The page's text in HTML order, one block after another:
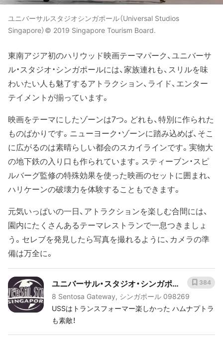
ユニバーサルスタジオシンガポール（Universal Studios
Singapore）© 2019 Singapore Tourism Board.
東南アジア初のハリウッド映画テーマパーク、ユニバーサ
ル・スタジオ・シンガポールには、家族連れも、スリルを味
わいたい人も魅了するアトラクション、ライド、エンター
テイメントが揃っています。
映画をテーマにしたゾーンは7つ。どれも、特別に作られた
ものばかりです。ニューヨーク・ゾーンに踏み込めば、そこ
に広がるのは素晴らしい都会のスカイラインです。実物大
の地下鉄の入り口も作られています。スティーブン・スピ
ルバーグ監修の特殊効果を使った映画のセットに囲まれ、
ハリケーンの破壊力を体験することもできます。
元気いっぱいの一日、アトラクションを楽しむ合間には、
園内にたくさんあるテーマレストランで一息つきましょ
う。セレブを発見したら写真を撮れるように、カメラの準
備は万全に。
ユニバーサル・スタジオ・シンガポー
ル
8 Sentosa Gateway, シンガポール 098269
USSはトランスフォーマー楽しかった ハムナプトラ
も素敵！
384